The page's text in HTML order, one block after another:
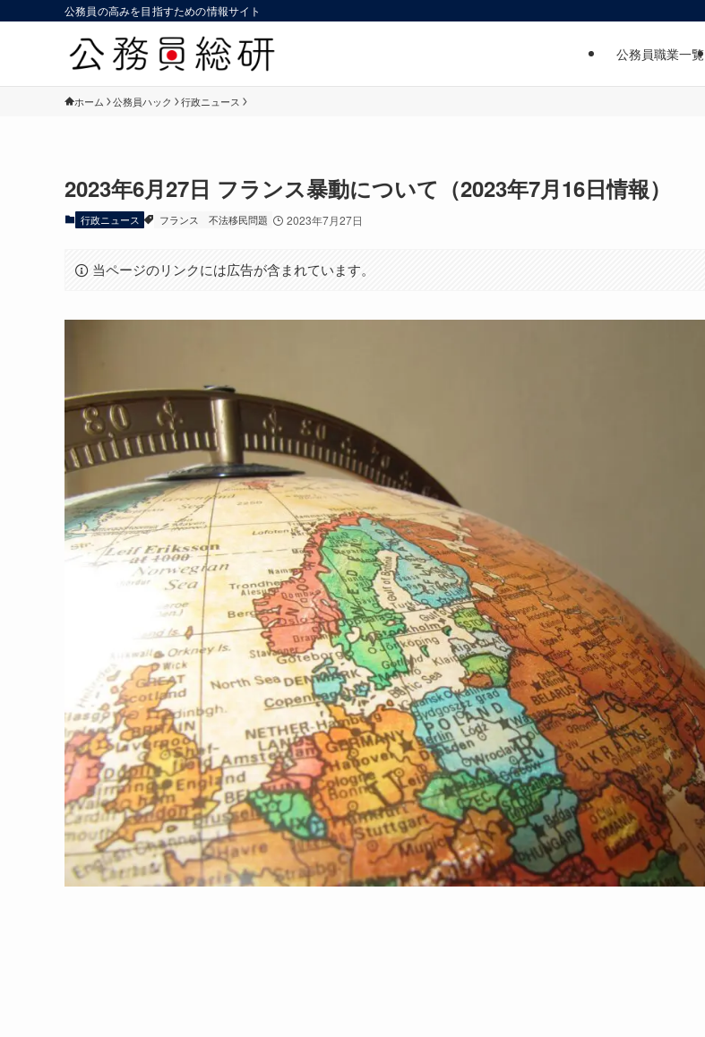
公務員の高みを目指すための情報サイト
公務員職業一覧
ホーム 公務員ハック 行政ニュース
2023年6月27日 フランス暴動について（2023年7月16日情報）
行政ニュース フランス 不法移民問題 2023年7月27日
当ページのリンクには広告が含まれています。